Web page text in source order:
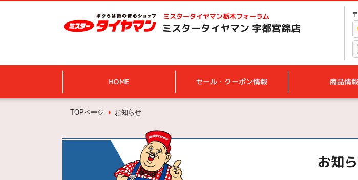
ミスタータイヤマン栃木フォーラム
ミスタータイヤマン 宇都宮錦店
HOME セール・クーポン情報 商品情報
TOPページ お知らせ
お知